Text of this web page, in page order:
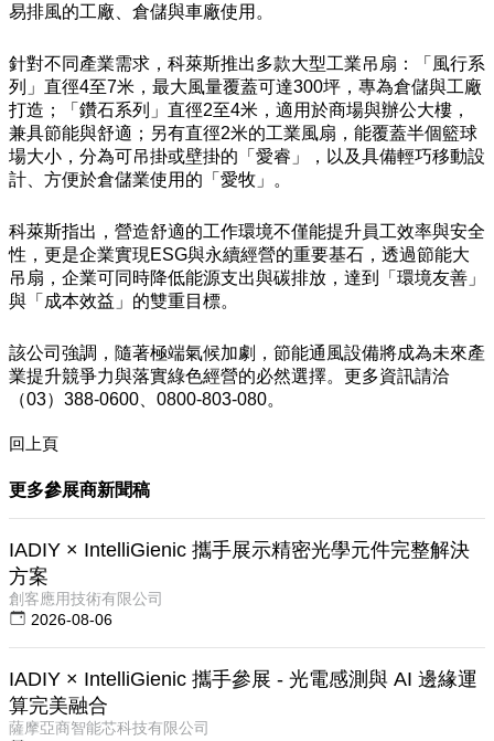
易排風的工廠、倉儲與車廠使用。
針對不同產業需求，科萊斯推出多款大型工業吊扇：「風行系
列」直徑4至7米，最大風量覆蓋可達300坪，專為倉儲與工廠
打造；「鑽石系列」直徑2至4米，適用於商場與辦公大樓，
兼具節能與舒適；另有直徑2米的工業風扇，能覆蓋半個籃球
場大小，分為可吊掛或壁掛的「愛睿」，以及具備輕巧移動設
計、方便於倉儲業使用的「愛牧」。
科萊斯指出，營造舒適的工作環境不僅能提升員工效率與安全
性，更是企業實現ESG與永續經營的重要基石，透過節能大
吊扇，企業可同時降低能源支出與碳排放，達到「環境友善」
與「成本效益」的雙重目標。
該公司強調，隨著極端氣候加劇，節能通風設備將成為未來產
業提升競爭力與落實綠色經營的必然選擇。更多資訊請洽
（03）388-0600、0800-803-080。
回上頁
更多參展商新聞稿
IADIY × IntelliGienic 攜手展示精密光學元件完整解決
方案
創客應用技術有限公司
2026-08-06
IADIY × IntelliGienic 攜手參展 - 光電感測與 AI 邊緣運
算完美融合
薩摩亞商智能芯科技有限公司